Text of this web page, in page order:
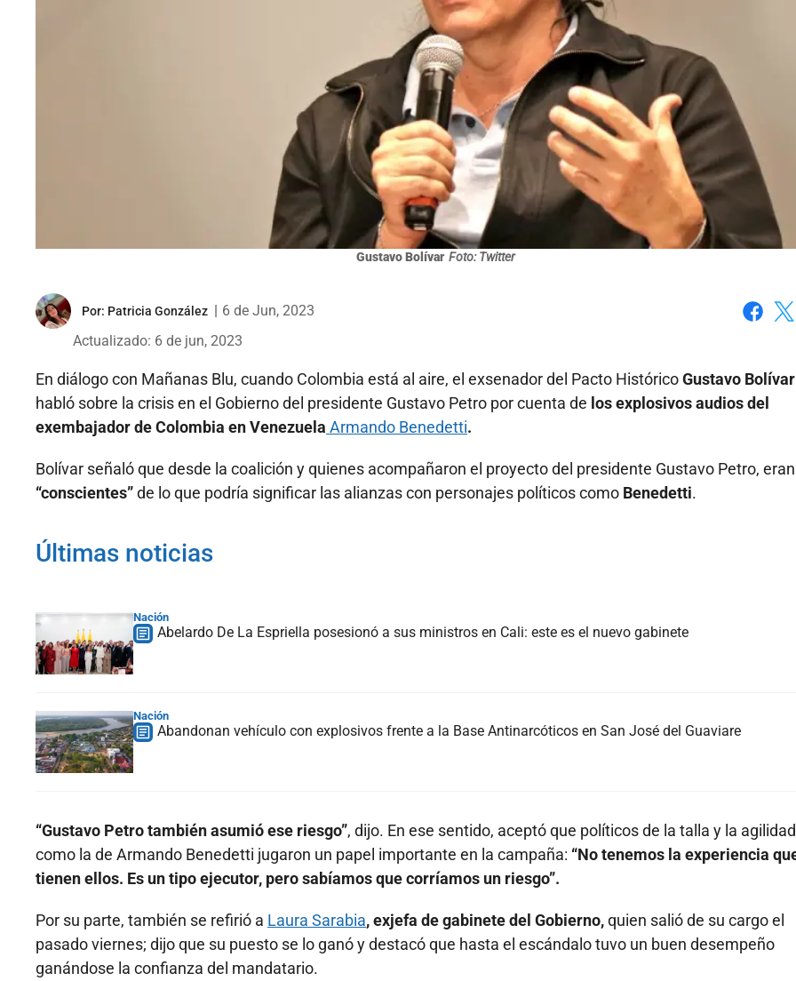
Gustavo Bolívar Foto: Twitter
Por: Patricia González
6 de Jun, 2023
Actualizado: 6 de jun, 2023
En diálogo con Mañanas Blu, cuando Colombia está al aire, el exsenador del Pacto HistóricoGustavo Bolívar
habló sobre la crisis en el Gobierno del presidente Gustavo Petro por cuenta de los explosivos audios del
exembajador de Colombia en Venezuela Armando Benedetti.
Bolívar señaló que desde la coalición y quienes acompañaron el proyecto del presidente Gustavo Petro, eran
“conscientes”de lo que podría significar las alianzas con personajes políticos como Benedetti.
Últimas noticias
Nación
Abelardo De La Espriella posesionó a sus ministros en Cali: este es el nuevo gabinete
Nación
Abandonan vehículo con explosivos frente a la Base Antinarcóticos en San José del Guaviare
“Gustavo Petro también asumió ese riesgo”, dijo. En ese sentido, aceptó que políticos de la talla y la agilidad
como la de Armando Benedetti jugaron un papel importante en la campaña: “No tenemos la experiencia
tienen ellos. Es un tipo ejecutor, pero sabíamos que corríamos un riesgo”.
Por su parte, también se refirió a Laura Sarabia, exjefa de gabinete del Gobierno,quien salió de su cargo el
pasado viernes; dijo que su puesto se lo ganó y destacó que hasta el escándalo tuvo un buen desempeño
ganándose la confianza del mandatario.